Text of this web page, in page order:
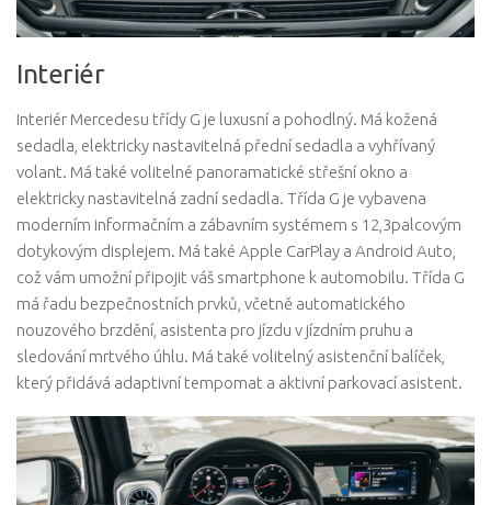
Interiér
Interiér Mercedesu třídy G je luxusní a pohodlný. Má kožená
sedadla, elektricky nastavitelná přední sedadla a vyhřívaný
volant. Má také volitelné panoramatické střešní okno a
elektricky nastavitelná zadní sedadla. Třída G je vybavena
moderním informačním a zábavním systémem s 12,3palcovým
dotykovým displejem. Má také Apple CarPlay a Android Auto,
což vám umožní připojit váš smartphone k automobilu. Třída G
má řadu bezpečnostních prvků, včetně automatického
nouzového brzdění, asistenta pro jízdu v jízdním pruhu a
sledování mrtvého úhlu. Má také volitelný asistenční balíček,
který přidává adaptivní tempomat a aktivní parkovací asistent.